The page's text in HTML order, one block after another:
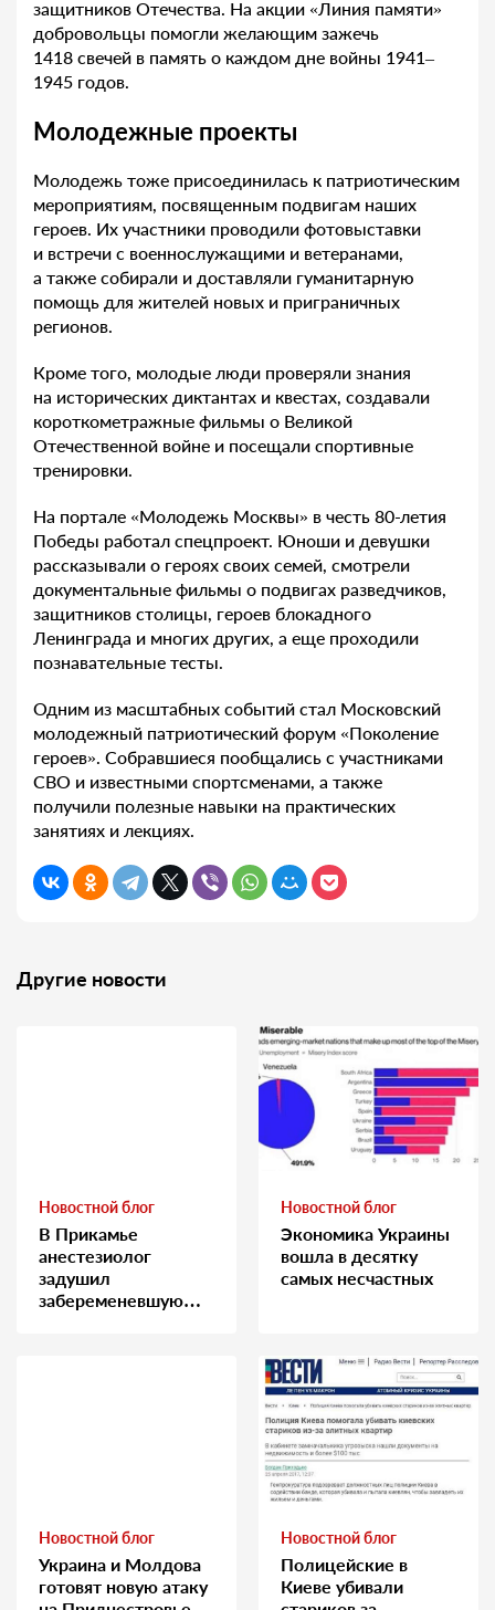
защитников Отечества. На акции «Линия памяти»
добровольцы помогли желающим зажечь
1418 свечей в память о каждом дне войны 1941–
1945 годов.
Молодежные проекты
Молодежь тоже присоединилась к патриотическим
мероприятиям, посвященным подвигам наших
героев. Их участники проводили фотовыставки
и встречи с военнослужащими и ветеранами,
а также собирали и доставляли гуманитарную
помощь для жителей новых и приграничных
регионов.
Кроме того, молодые люди проверяли знания
на исторических диктантах и квестах, создавали
короткометражные фильмы о Великой
Отечественной войне и посещали спортивные
тренировки.
На портале «Молодежь Москвы» в честь 80-летия
Победы работал спецпроект. Юноши и девушки
рассказывали о героях своих семей, смотрели
документальные фильмы о подвигах разведчиков,
защитников столицы, героев блокадного
Ленинграда и многих других, а еще проходили
познавательные тесты.
Одним из масштабных событий стал Московский
молодежный патриотический форум «Поколение
героев». Собравшиеся пообщались с участниками
СВО и известными спортсменами, а также
получили полезные навыки на практических
занятиях и лекциях.
Другие новости
Новостной блог
В Прикамье
анестезиолог
задушил
забеременевшую
Новостной блог
Экономика Украины
вошла в десятку
самых несчастных
Новостной блог
Украина и Молдова
готовят новую атаку
Новостной блог
Полицейские в
Киеве убивали